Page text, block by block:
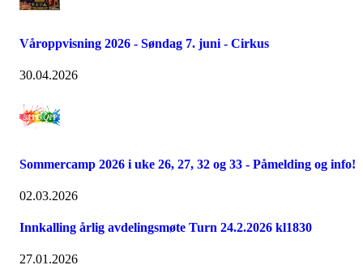
Våroppvisning 2026 - Søndag 7. juni - Cirkus
30.04.2026
Sommercamp 2026 i uke 26, 27, 32 og 33 - Påmelding og info!
02.03.2026
Innkalling årlig avdelingsmøte Turn 24.2.2026 kl1830
27.01.2026